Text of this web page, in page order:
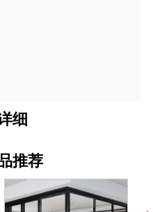
细
推荐